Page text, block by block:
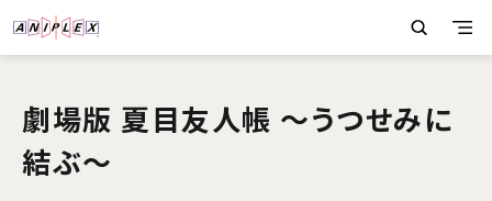
劇場版 夏目友人帳 ～うつせみに
結ぶ～